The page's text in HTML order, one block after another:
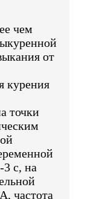
чем
от
курения
точки
с, на
частота